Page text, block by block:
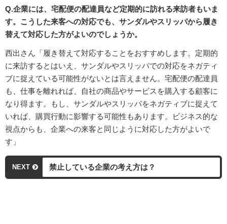
Q.企業には、宅配便の配達員など定期的に訪れる来訪者もいま
す。こうした来客への対応でも、サンダルやスリッパから履き
替えて対応した方がよいのでしょうか。
西出さん「履き替えて対応することをおすすめします。定期的
に来訪するとはいえ、サンダルやスリッパでの対応をネガティ
ブに捉えている可能性がないとは言えません。宅配便の配達員
も、仕事を離れれば、自社の商品やサービスを購入する顧客に
なり得ます。もし、サンダルやスリッパをネガティブに捉えて
いれば、購買行動に影響する可能性もあります。ビジネス的な
視点からも、企業への来客と同じように対応した方がよいで
す」
NEXT 禁止している企業の考え方は？